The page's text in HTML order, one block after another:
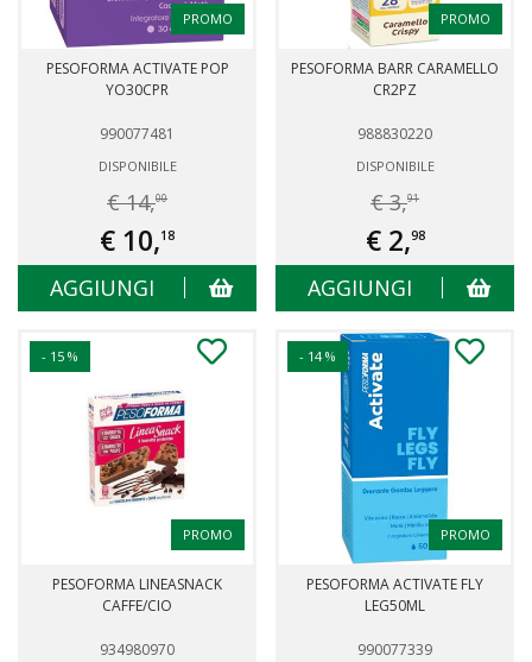
PROMO
PESOFORMA ACTIVATE POP
YO30CPR
990077481
DISPONIBILE
€ 14,00
€ 10,18
AGGIUNGI
PROMO
PESOFORMA BARR CARAMELLO
CR2PZ
988830220
DISPONIBILE
€ 3,91
€ 2,98
AGGIUNGI
- 15 %
PROMO
PESOFORMA LINEASNACK
CAFFE/CIO
934980970
- 14 %
PROMO
PESOFORMA ACTIVATE FLY
LEG50ML
990077339